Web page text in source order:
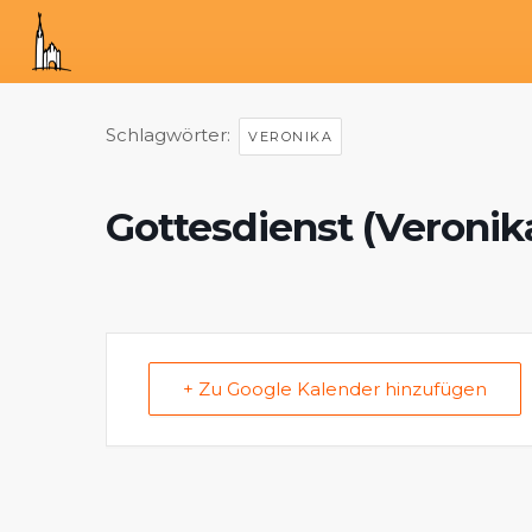
Gottesdienst
+ Zu Google Kalender hinzufügen
Schlagwörter: VERONIKA